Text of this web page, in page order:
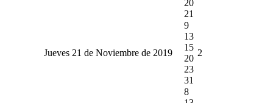
20
21
Jueves 21 de Noviembre de 2019
9
13
15
20
23
31
2
8